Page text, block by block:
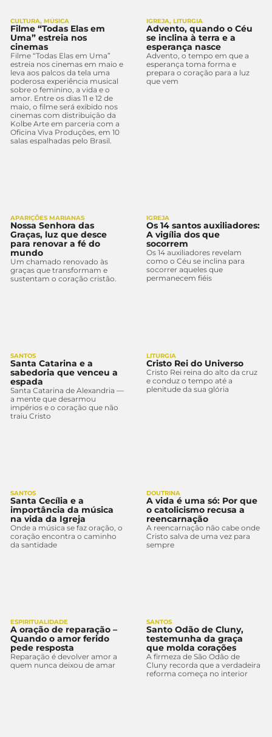
CULTURA, MÚSICA
Filme “Todas Elas em
Uma” estreia nos
cinemas
Filme “Todas Elas em Uma”
estreia nos cinemas em maio e
leva aos palcos da tela uma
poderosa experiência musical
sobre o feminino, a vida e o
amor. Entre os dias 11 e 12 de
maio, o filme será exibido nos
cinemas com distribuição da
Kolbe Arte em parceria com a
Oficina Viva Produções, em 10
salas espalhadas pelo Brasil.
IGREJA, LITURGIA
Advento, quando o Céu
se inclina à terra e a
esperança nasce
Advento, o tempo em que a
esperança toma forma e
prepara o coração para a luz
que vem
APARIÇÕES MARIANAS
Nossa Senhora das
Graças, luz que desce
para renovar a fé do
mundo
Um chamado renovado às
graças que transformam e
sustentam o coração cristão.
IGREJA
Os 14 santos auxiliadores:
A vigília dos que
socorrem
Os 14 auxiliadores revelam
como o Céu se inclina para
socorrer aqueles que
permanecem fiéis
SANTOS
Santa Catarina e a
sabedoria que venceu a
espada
Santa Catarina de Alexandria —
a mente que desarmou
impérios e o coração que não
traiu Cristo
LITURGIA
Cristo Rei do Universo
Cristo Rei reina do alto da cruz
e conduz o tempo até a
plenitude da sua glória
SANTOS
Santa Cecília e a
importância da música
na vida da Igreja
Onde a música se faz oração, o
coração encontra o caminho
da santidade
DOUTRINA
A vida é uma só: Por que
o catolicismo recusa a
reencarnação
A reencarnação não cabe onde
Cristo salva de uma vez para
sempre
ESPIRITUALIDADE
A oração de reparação –
Quando o amor ferido
pede resposta
Reparação é devolver amor a
quem nunca deixou de amar
SANTOS
Santo Odão de Cluny,
testemunha da graça
que molda corações
A firmeza de São Odão de
Cluny recorda que a verdadeira
reforma começa no interior